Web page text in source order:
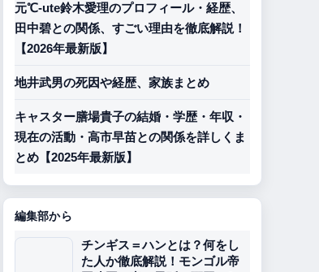
元℃-ute鈴木愛理のプロフィール・経歴、
田中碧との関係、すごい理由を徹底解説！
【2026年最新版】
地井武男の死因や経歴、家族まとめ
キャスター膳場貴子の結婚・学歴・年収・
現在の活動・高市早苗との関係を詳しくま
とめ【2025年最新版】
編集部から
チンギス＝ハンとは？何をし
た人か徹底解説！モンゴル帝